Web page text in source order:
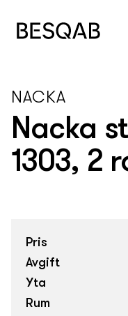
NACKA
Nacka
1303, 2
Pris
Avgift
Yta
Rum